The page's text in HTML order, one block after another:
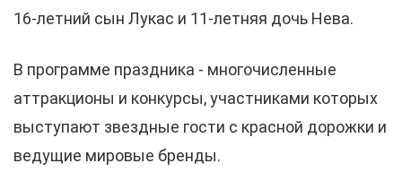
16-летний сын Лукас и 11-летняя дочь Нева.
В программе праздника - многочисленные
аттракционы и конкурсы, участниками которых
выступают звездные гости с красной дорожки и
ведущие мировые бренды.